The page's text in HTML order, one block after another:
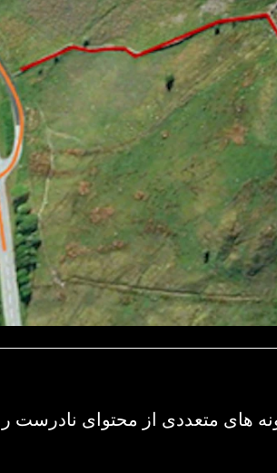
های متعددی از محتوای نادرست